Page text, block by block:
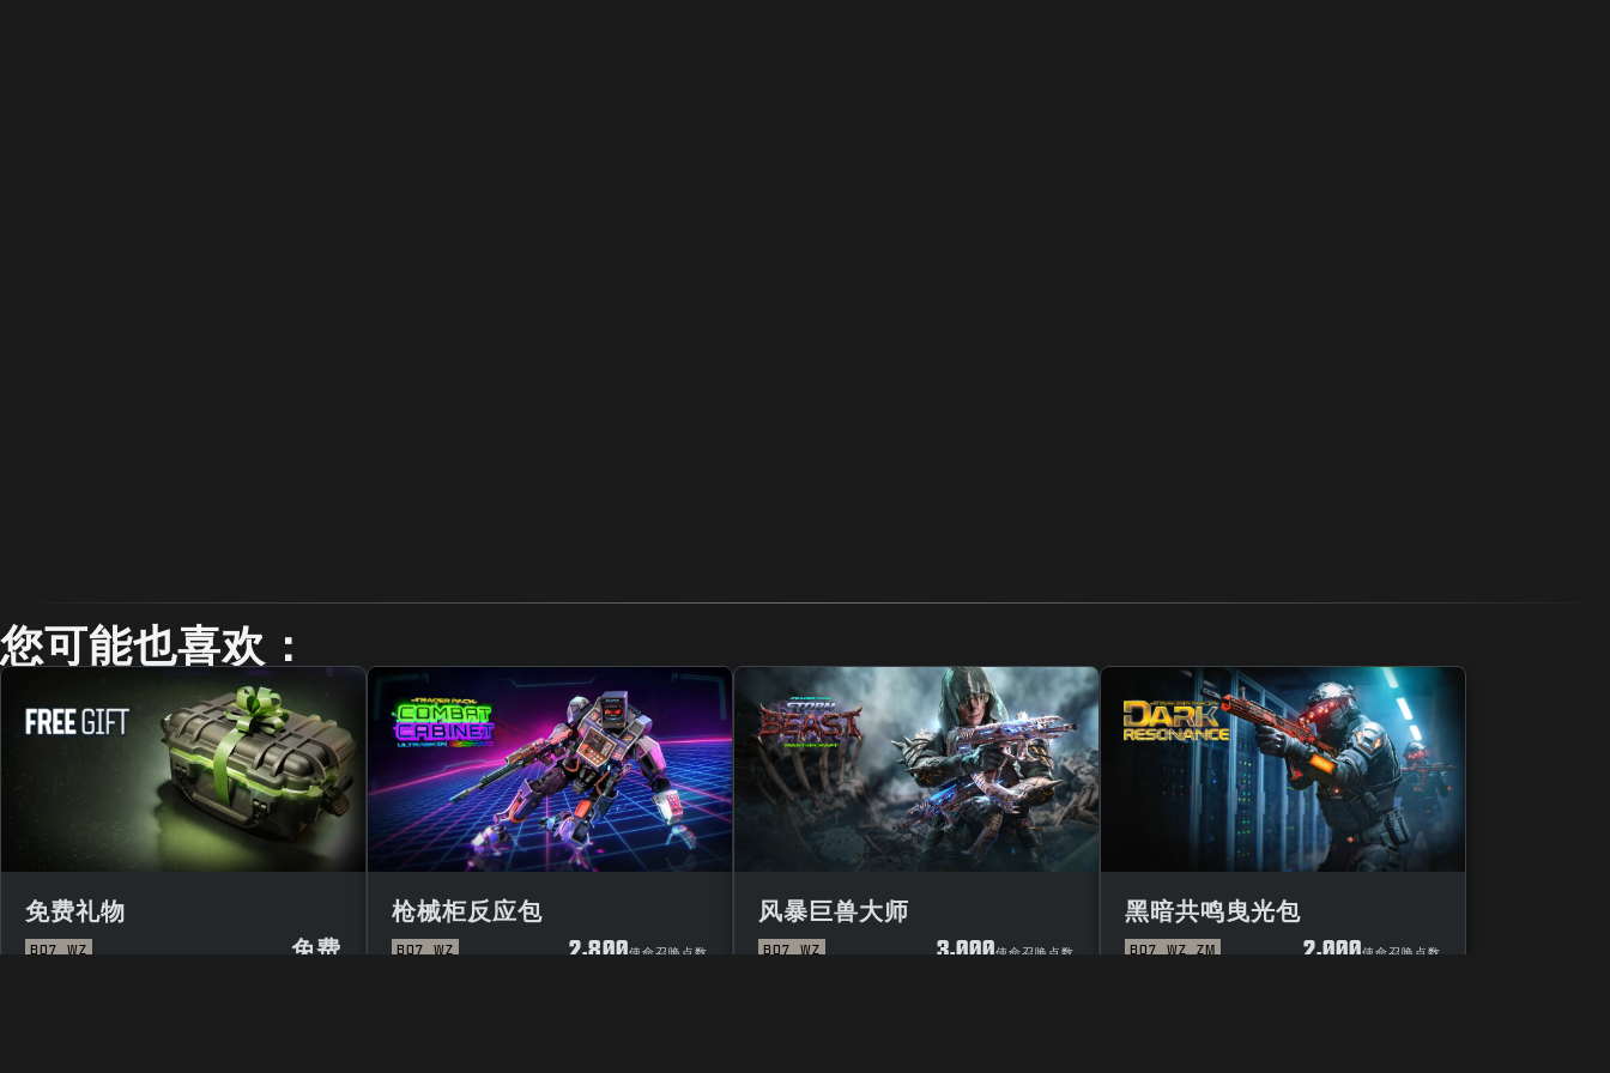
您可能也喜欢：
免费礼物
BO7 WZ 免费
枪械柜反应包
BO7 WZ 2,800使命召唤点数
风暴巨兽大师
BO7 WZ 3,000使命召唤点数
黑暗共鸣曳光包
BO7 WZ ZM 2,000使命召唤点数